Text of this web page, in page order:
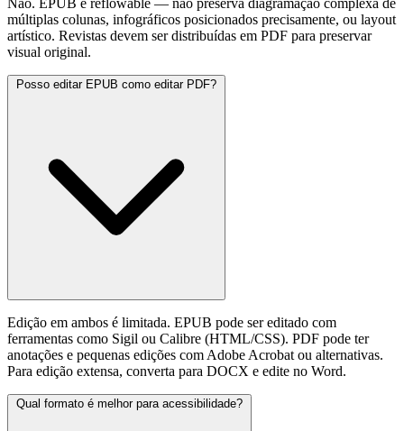
múltiplas colunas, infográficos posicionados precisamente, ou layout
artístico. Revistas devem ser distribuídas em PDF para preservar
visual original.
Posso editar EPUB como editar PDF?
Edição em ambos é limitada. EPUB pode ser editado com
ferramentas como Sigil ou Calibre (HTML/CSS). PDF pode ter
anotações e pequenas edições com Adobe Acrobat ou alternativas.
Para edição extensa, converta para DOCX e edite no Word.
Qual formato é melhor para acessibilidade?